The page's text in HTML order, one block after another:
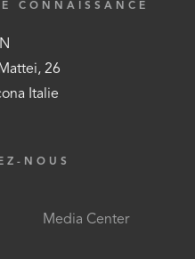
CONNAISSANCE
26
Italie
NOUS
Media Center